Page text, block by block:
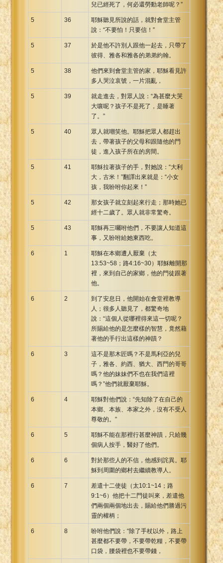
兒已經死了，何必還勞動老師呢？”
5 36
耶穌聽見所說的話，就對會堂主管
說：“不要怕！只要信！”
5 37
於是他不許別人跟他一起去，只帶了
彼得、雅各和雅各的弟弟約翰。
5 38
他們來到會堂主管的家，耶穌看見許
多人哭泣哀號，一片混亂，
5 39
就走進去，對眾人說：“為甚麼大哭
大嚷呢？孩子不是死了，是睡著
了。”
5 40
眾人就嘲笑他。耶穌把眾人都趕出
去，帶著孩子的父母和跟隨他的門
徒，進入孩子所在的房間。
5 41
耶穌拉著孩子的手，對她說：“大利
大，古米！”翻譯出來就是：“小女
孩，我吩咐你起來！”
5 42
那女孩子就立刻起來行走；那時她已
經十二歲了。眾人就非常驚奇。
5 43
耶穌再三囑咐他們，不要讓人知道這
事，又吩咐給她東西吃。
6 1
耶穌在本鄉遭人厭棄（太
13:53~58；路4:16~30）耶穌離開那
裡，來到自己的家鄉，他的門徒跟著
他。
6 2
到了安息日，他開始在會堂裡教導
人；很多人聽見了，都驚奇地
說：“這個人從哪裡得來這一切呢？
所賜給他的是怎麼樣的智慧，竟然藉
著他的手行出這樣的神蹟？
6 3
這不是那木匠嗎？不是馬利亞的兒
子，雅各、約西、猶大、西門的哥哥
嗎？他的妹妹們不也在我們這裡
嗎？”他們就厭棄耶穌。
6 4
耶穌對他們說：“先知除了在自己的
本鄉、本族、本家之外，沒有不受人
尊敬的。”
6 5
耶穌不能在那裡行甚麼神蹟，只給幾
個病人按手，醫好了他們。
6 6
對於那些人的不信，他感到詫異。耶
穌到周圍的鄉村去繼續教導人。
6 7
差遣十二使徒（太10:1~14；路
9:1~6）他把十二門徒叫來，差遣他
們兩個兩個地出去，賜給他們勝過污
靈的權柄；
6 8
吩咐他們說：“除了手杖以外，路上
甚麼都不要帶，不要帶乾糧，不要帶
口袋，腰袋裡也不要帶錢，